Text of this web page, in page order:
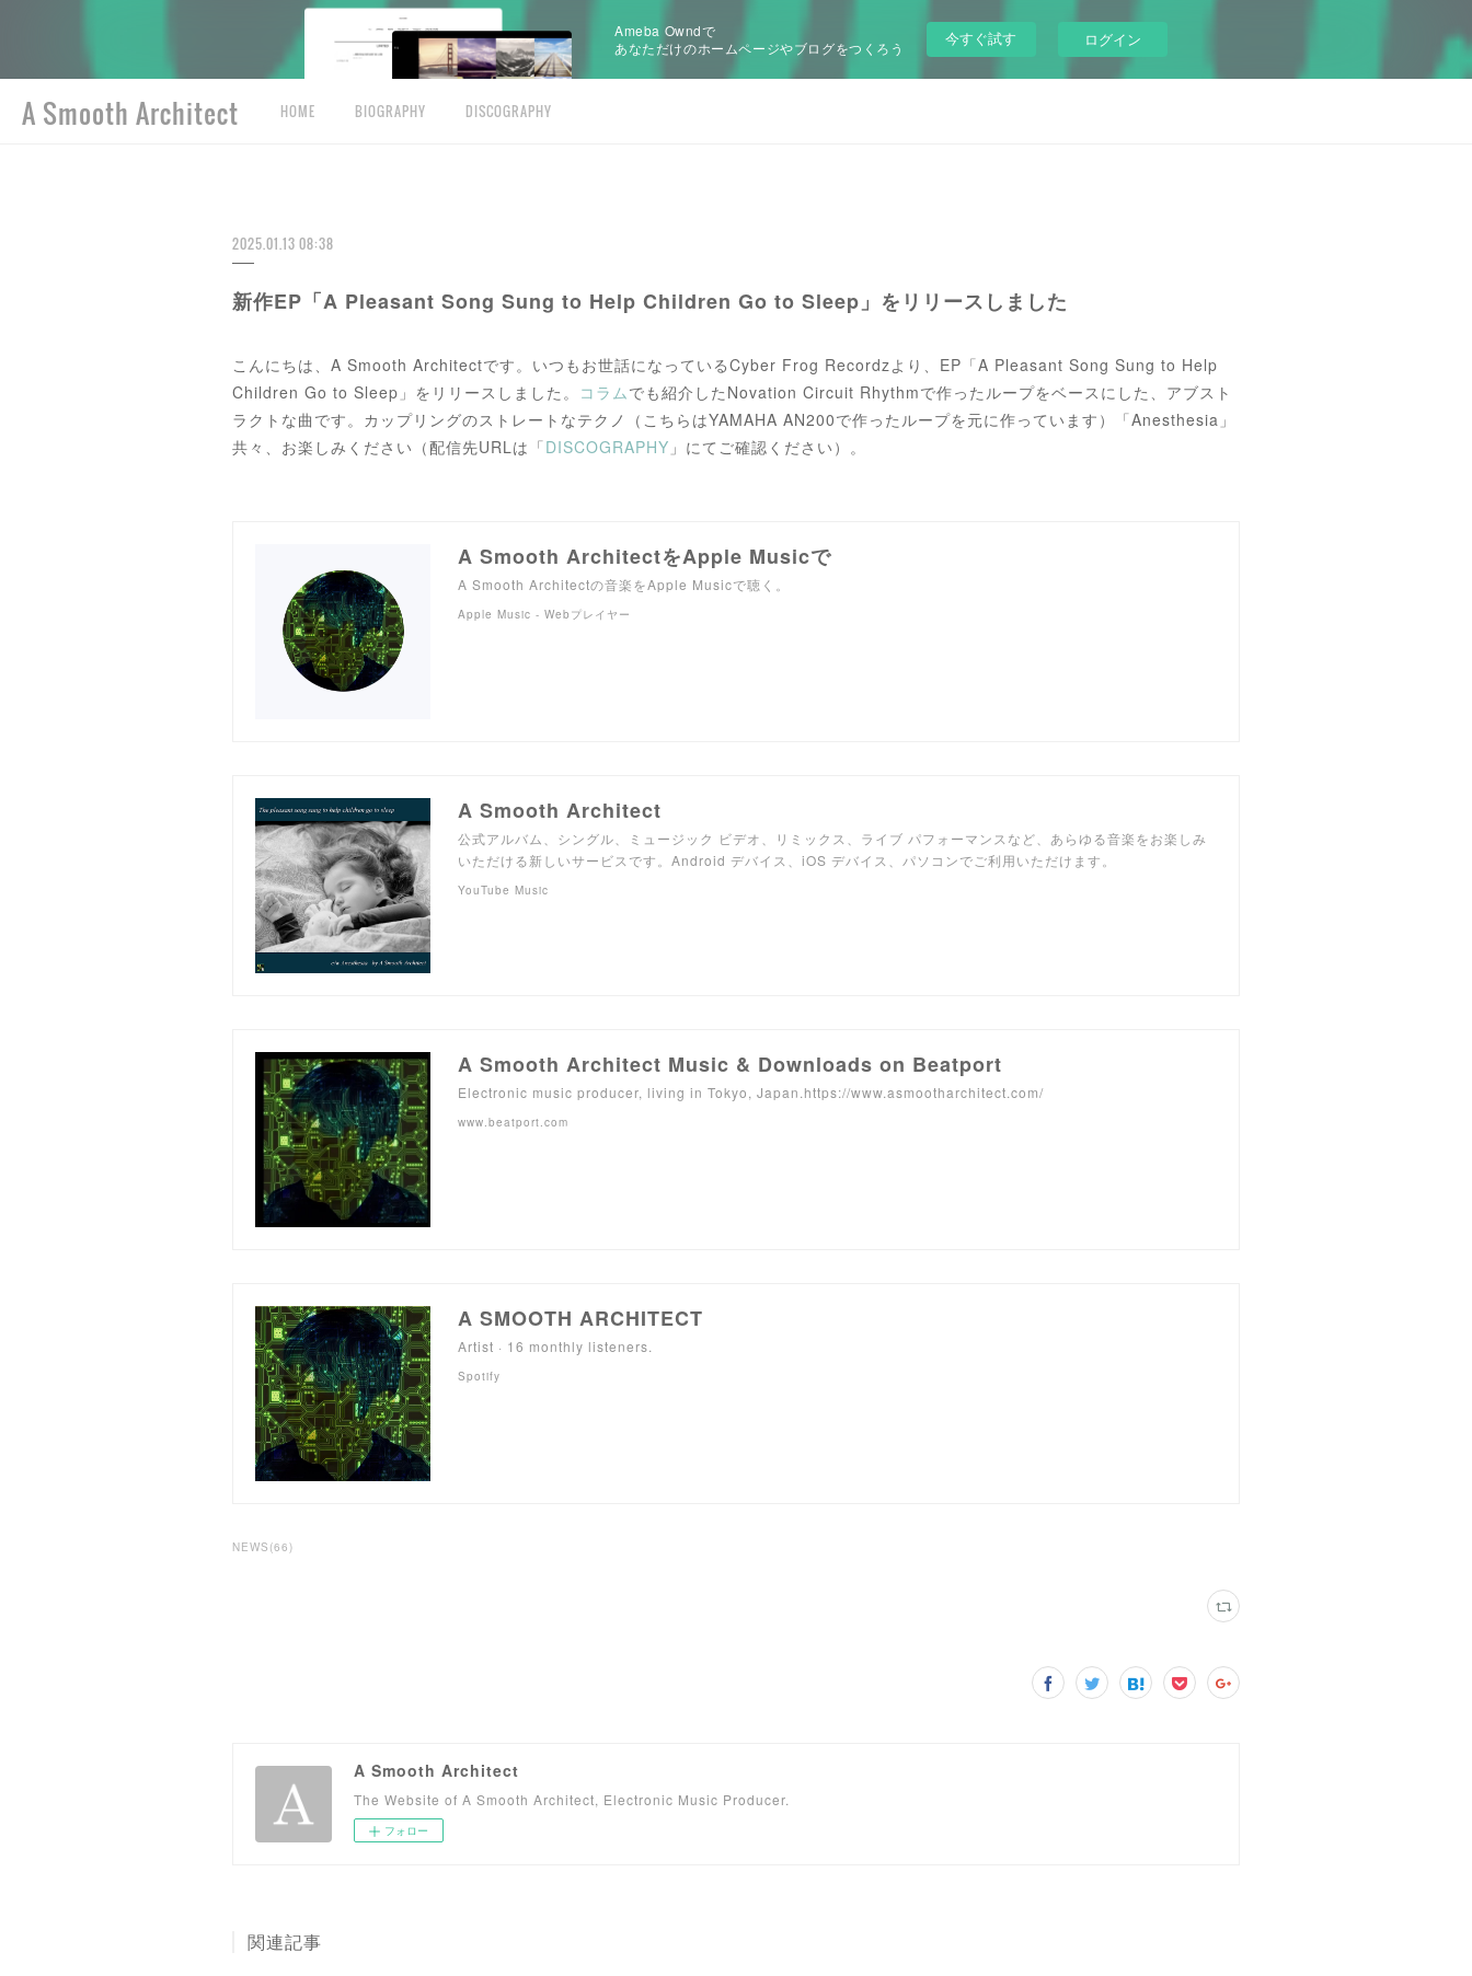
Ameba Owndで
あなただけのホームページやブログをつくろう
今すぐ試す ログイン
A Smooth Architect HOME BIOGRAPHY DISCOGRAPHY
2025.01.13 08:38
新作EP「A Pleasant Song Sung to Help Children Go to Sleep」をリリースしました
こんにちは、A Smooth Architectです。いつもお世話になっているCyber Frog Recordzより、EP「A Pleasant Song Sung to Help
Children Go to Sleep」をリリースしました。 コラムでも紹介したNovation Circuit Rhythmで作ったループをベースにした、アブスト
ラクトな曲です。カップリングのストレートなテクノ（こちらはYAMAHA AN200で作ったループを元に作っています）「Anesthesia」
共々、お楽しみください（配信先URLは「DISCOGRAPHY 」にてご確認ください）。
A Smooth ArchitectをApple Musicで
A Smooth Architectの音楽をApple Musicで聴く。
Apple Music - Webプレイヤー
A Smooth Architect
公式アルバム、シングル、ミュージック ビデオ、リミックス、ライブ パフォーマンスなど、あらゆる音楽をお楽しみ
いただける新しいサービスです。Android デバイス、iOS デバイス、パソコンでご利用いただけます。
YouTube Music
A Smooth Architect Music & Downloads on Beatport
Electronic music producer, living in Tokyo, Japan.https://www.asmootharchitect.com/
www.beatport.com
A SMOOTH ARCHITECT
Artist · 16 monthly listeners.
Spotify
NEWS (66)
A Smooth Architect
The Website of A Smooth Architect, Electronic Music Producer.
フォロー
関連記事